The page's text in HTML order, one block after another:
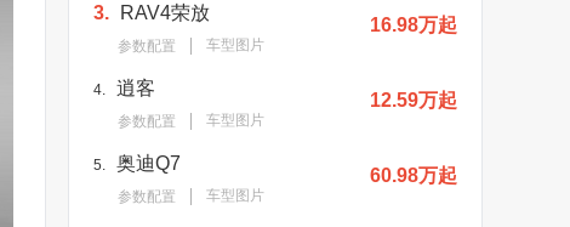
3. RAV4荣放
参数配置 车型图片
16.98万起
4. 逍客
参数配置 车型图片
12.59万起
5. 奥迪Q7
参数配置 车型图片
60.98万起